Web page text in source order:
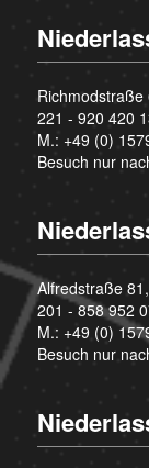
Richmodstraße
221 - 920 420
M.: +49 (0)
Besuch nur
Alfredstraße
201 - 858 952
M.: +49 (0)
Besuch nur